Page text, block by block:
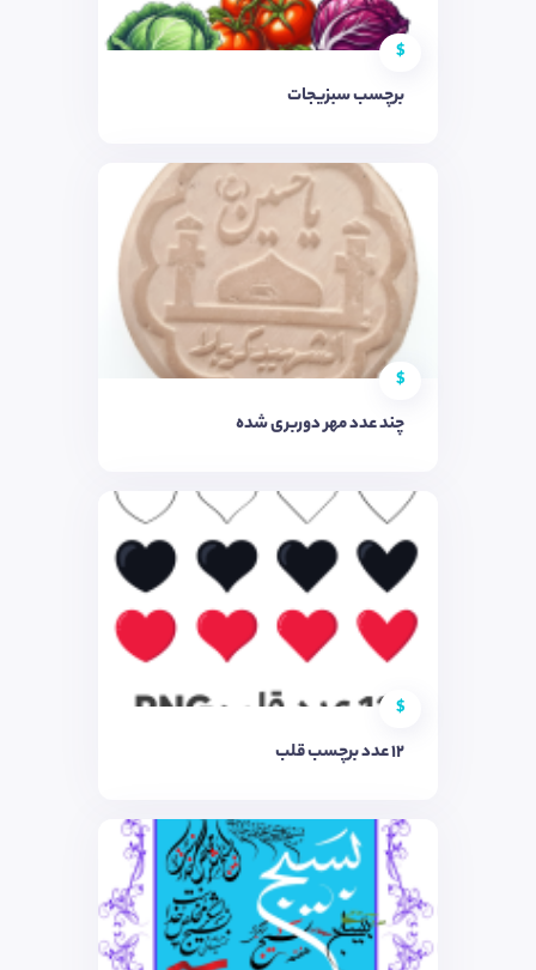
$
برچسب سبزیجات
$
چند عدد مهر دوربری شده
$
12 عدد برچسب قلب